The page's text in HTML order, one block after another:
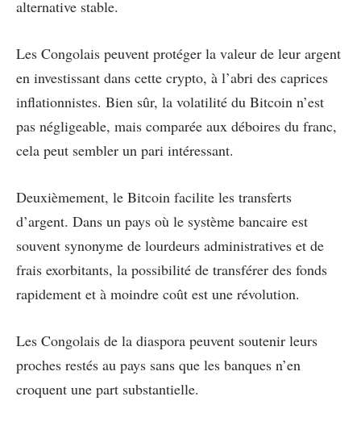
alternative stable.
Les Congolais peuvent protéger la valeur de leur argent
en investissant dans cette crypto, à l’abri des caprices
inflationnistes. Bien sûr, la volatilité du Bitcoin n’est
pas négligeable, mais comparée aux déboires du franc,
cela peut sembler un pari intéressant.
Deuxièmement, le Bitcoin facilite les transferts
d’argent. Dans un pays où le système bancaire est
souvent synonyme de lourdeurs administratives et de
frais exorbitants, la possibilité de transférer des fonds
rapidement et à moindre coût est une révolution.
Les Congolais de la diaspora peuvent soutenir leurs
proches restés au pays sans que les banques n’en
croquent une part substantielle.